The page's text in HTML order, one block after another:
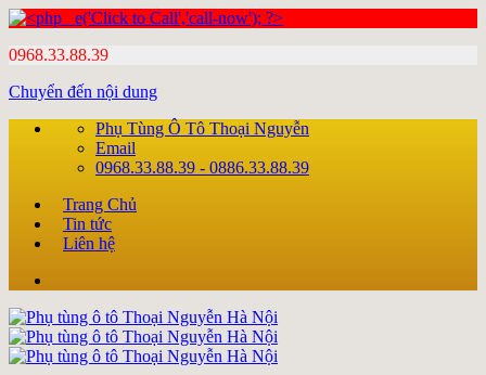
0968.33.88.39
Chuyển đến nội dung
Phụ Tùng Ô Tô Thoại Nguyễn
Email
0968.33.88.39 - 0886.33.88.39
Trang Chủ
Tin tức
Liên hệ